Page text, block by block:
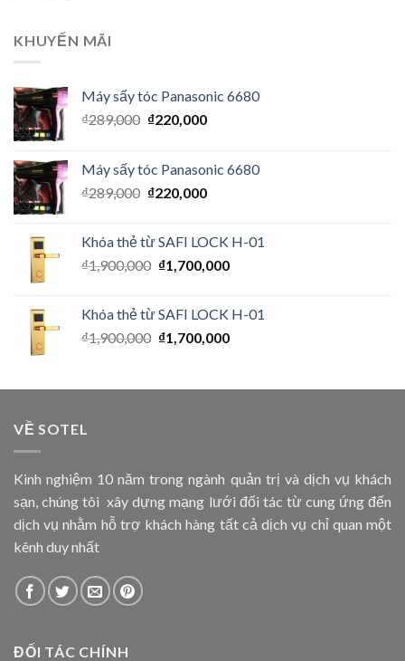
KHUYẾN MÃI
Máy sấy tóc Panasonic 6680
₫289,000 ₫220,000
Máy sấy tóc Panasonic 6680
₫289,000 ₫220,000
Khóa thẻ từ SAFI LOCK H-01
₫1,900,000 ₫1,700,000
Khóa thẻ từ SAFI LOCK H-01
₫1,900,000 ₫1,700,000
VỀ SOTEL
Kinh nghiệm 10 năm trong ngành quản trị và dịch vụ khách
sạn, chúng tôi xây dựng mạng lưới đối tác từ cung ứng đến
dịch vụ nhằm hỗ trợ khách hàng tất cả dịch vụ chỉ quan một
kênh duy nhất
ĐỐI TÁC CHÍNH